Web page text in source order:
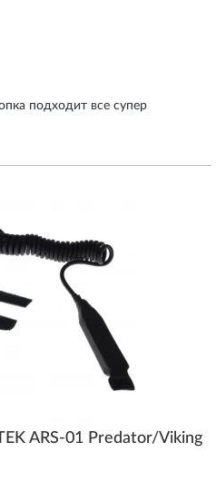
подходит все супер
ARS-01 Predator/Viking